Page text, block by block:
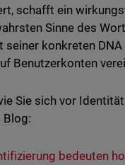
schafft ein
Sinne des
konkreten
Benutzerkonten
Sie sich vor
Blog:
bedeuten